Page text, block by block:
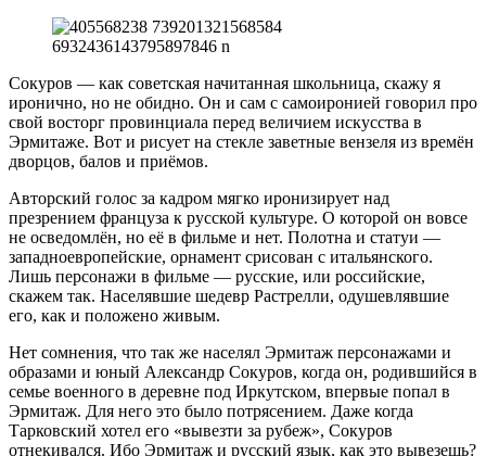
Сокуров — как советская начитанная школьница, скажу я
иронично, но не обидно. Он и сам с самоиронией говорил про
свой восторг провинциала перед величием искусства в
Эрмитаже. Вот и рисует на стекле заветные вензеля из времён
дворцов, балов и приёмов.
Авторский голос за кадром мягко иронизирует над
презрением француза к русской культуре. О которой он вовсе
не осведомлён, но её в фильме и нет. Полотна и статуи —
западноевропейские, орнамент срисован с итальянского.
Лишь персонажи в фильме — русские, или российские,
скажем так. Населявшие шедевр Растрелли, одушевлявшие
его, как и положено живым.
Нет сомнения, что так же населял Эрмитаж персонажами и
образами и юный Александр Сокуров, когда он, родившийся в
семье военного в деревне под Иркутском, впервые попал в
Эрмитаж. Для него это было потрясением. Даже когда
Тарковский хотел его «вывезти за рубеж», Сокуров
отнекивался. Ибо Эрмитаж и русский язык, как это вывезешь?